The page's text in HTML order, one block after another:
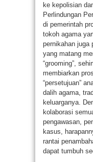
ke kepolisian
Perlindungan
di pemerintah
tokoh agama
pernikahan juga
yang matang
“grooming”,
membiarkan
“persetujuan”
dalih agama,
keluarganya.
kolaborasi
pengawasan,
kasus,
rantai
dapat tumbuh